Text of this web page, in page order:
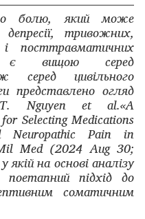
болю, який може
тривожних,
посттравматичних
є вищою серед
серед цивільного
представлено огляд
Nguyen et al.«A
Selecting Medications
Neuropathic Pain in
Med (2024 Aug 30;
на основі аналізу
поетапний підхід до
соматичним